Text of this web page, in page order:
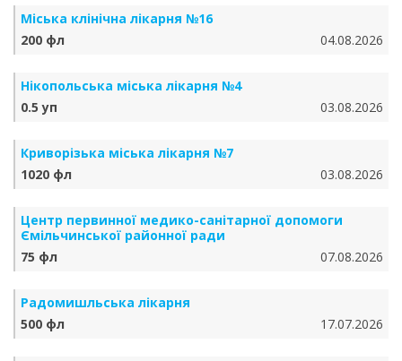
Міська клінічна лікарня №16
200 фл
04.08.2026
Нікопольська міська лікарня №4
0.5 уп
03.08.2026
Криворізька міська лікарня №7
1020 фл
03.08.2026
Центр первинної медико-санітарної допомоги
Ємільчинської районної ради
75 фл
07.08.2026
Радомишльська лікарня
500 фл
17.07.2026